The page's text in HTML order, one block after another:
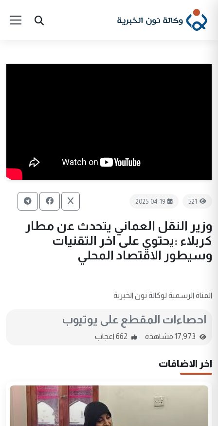
521
2025-04-19
وزير النقل العماني يتحدث عن مطار
كربلاء :يحتوي على اخر التقنيات
وسيطور الاقتصاد المحلي
القناة الرسمية لوكالة نون الخبرية
احصاءات المقطع على يوتيوب
اخر الاضافات